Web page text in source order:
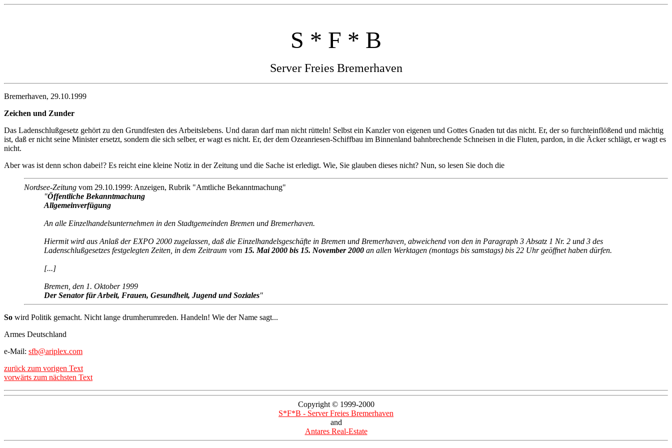
S * F * B
Server Freies Bremerhaven
Bremerhaven, 29.10.1999
Zeichen und Zunder
Das Ladenschlußgesetz gehört zu den Grundfesten des Arbeitslebens. Und daran darf man nicht rütteln! Selbst ein Kanzler von eigenen und Gottes Gnaden tut das nicht. Er, der so furchteinflößend und mächtig
ist, daß er nicht seine Minister ersetzt, sondern die sich selber, er wagt es nicht. Er, der dem Ozeanriesen-Schiffbau im Binnenland bahnbrechende Schneisen in die Fluten, pardon, in die Äcker schlägt, er wagt es
nicht.
Aber was ist denn schon dabei!? Es reicht eine kleine Notiz in der Zeitung und die Sache ist erledigt. Wie, Sie glauben dieses nicht? Nun, so lesen Sie doch die
Nordsee-Zeitung vom 29.10.1999: Anzeigen, Rubrik "Amtliche Bekanntmachung"
"Öffentliche Bekanntmachung
Allgemeinverfügung
An alle Einzelhandelsunternehmen in den Stadtgemeinden Bremen und Bremerhaven.
Hiermit wird aus Anlaß der EXPO 2000 zugelassen, daß die Einzelhandelsgeschäfte in Bremen und Bremerhaven, abweichend von den in Paragraph 3 Absatz 1 Nr. 2 und 3 des
Ladenschlußgesetzes festgelegten Zeiten, in dem Zeitraum vom 15. Mai 2000 bis 15. November 2000 an allen Werktagen (montags bis samstags) bis 22 Uhr geöffnet haben dürfen.
[...]
Bremen, den 1. Oktober 1999
Der Senator für Arbeit, Frauen, Gesundheit, Jugend und Soziales"
So wird Politik gemacht. Nicht lange drumherumreden. Handeln! Wie der Name sagt...
Armes Deutschland
e-Mail: sfb@ariplex.com
zurück zum vorigen Text
vorwärts zum nächsten Text
Copyright © 1999-2000
S*F*B - Server Freies Bremerhaven
and
Antares Real-Estate